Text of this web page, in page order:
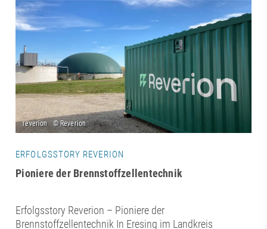
ERFOLGSSTORY REVERION
Pioniere der Brennstoffzellentechnik
Erfolgsstory Reverion – Pioniere der
Brennstoffzellentechnik In Eresing im Landkreis